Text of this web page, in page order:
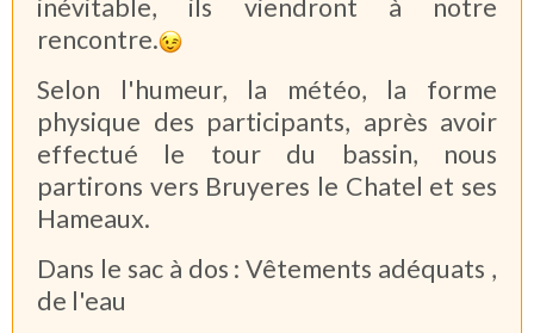
inévitable, ils viendront à notre
rencontre.
Selon l'humeur, la météo, la forme
physique des participants, après avoir
effectué le tour du bassin, nous
partirons vers Bruyeres le Chatel et ses
Hameaux.
Dans le sac à dos : Vêtements adéquats ,
de l'eau